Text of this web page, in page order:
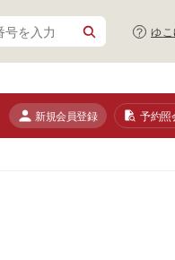
ゆ
新規会員登録 予約照